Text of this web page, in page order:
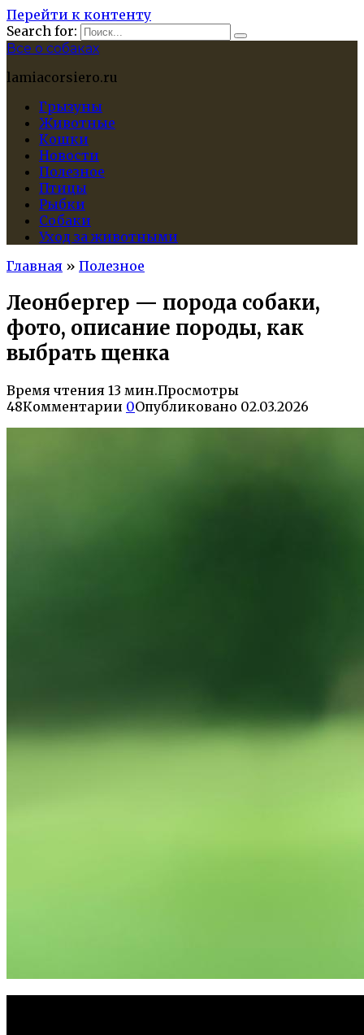
Перейти к контенту
Search for:
Все о собаках
lamiacorsiero.ru
Грызуны
Животные
Кошки
Новости
Полезное
Птицы
Рыбки
Собаки
Уход за животными
Главная » Полезное
Леонбергер — порода собаки,
фото, описание породы, как
выбрать щенка
Время чтения 13 мин.Просмотры
48Комментарии 0Опубликовано 02.03.2026